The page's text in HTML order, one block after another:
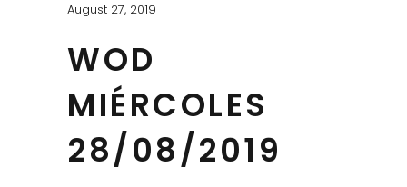
August 27, 2019
WOD
MIÉRCOLES
28/08/2019